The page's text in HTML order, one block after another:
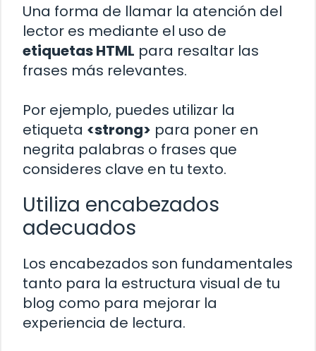
Una forma de llamar la atención del
lector es mediante el uso de
etiquetas HTML para resaltar las
frases más relevantes.
Por ejemplo, puedes utilizar la
etiqueta <strong> para poner en
negrita palabras o frases que
consideres clave en tu texto.
Utiliza encabezados
adecuados
Los encabezados son fundamentales
tanto para la estructura visual de tu
blog como para mejorar la
experiencia de lectura.